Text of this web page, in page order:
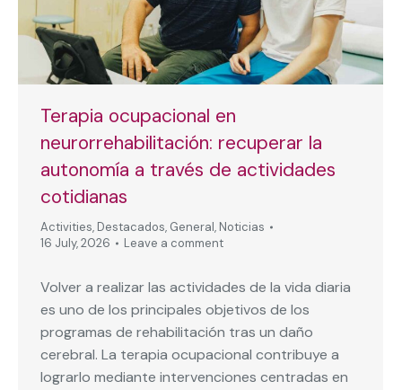
Terapia ocupacional en
neurorrehabilitación: recuperar la
autonomía a través de actividades
cotidianas
Activities, Destacados, General, Noticias
16 July, 2026
Leave a comment
Volver a realizar las actividades de la vida diaria
es uno de los principales objetivos de los
programas de rehabilitación tras un daño
cerebral. La terapia ocupacional contribuye a
lograrlo mediante intervenciones centradas en